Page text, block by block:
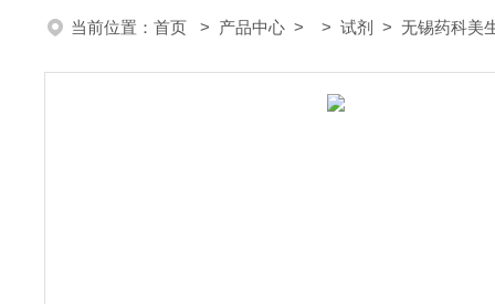
当前位置： 首页 > 产品中心 > > 试剂 > 无锡药科美